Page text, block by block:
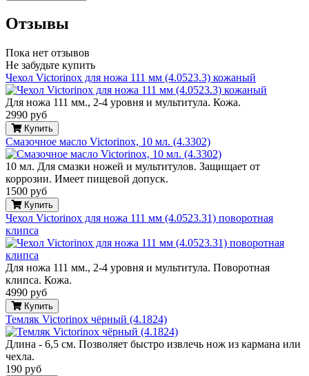
Отзывы
Пока нет отзывов
Не забудьте купить
Чехол Victorinox для ножа 111 мм (4.0523.3) кожаный
Для ножа 111 мм., 2-4 уровня и мультитула. Кожа.
2990 руб
Купить
Смазочное масло Victorinox, 10 мл. (4.3302)
10 мл. Для смазки ножей и мультитулов. Защищает от
коррозии. Имеет пищевой допуск.
1500 руб
Купить
Чехол Victorinox для ножа 111 мм (4.0523.31) поворотная
клипса
Для ножа 111 мм., 2-4 уровня и мультитула. Поворотная
клипса. Кожа.
4990 руб
Купить
Темляк Victorinox чёрный (4.1824)
Длина - 6,5 см. Позволяет быстро извлечь нож из кармана или
чехла.
190 руб